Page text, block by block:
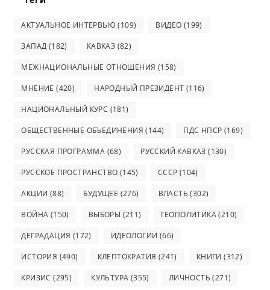
АКТУАЛЬНОЕ ИНТЕРВЬЮ (109) ВИДЕО (199)
ЗАПАД (182) КАВКАЗ (82)
МЕЖНАЦИОНАЛЬНЫЕ ОТНОШЕНИЯ (158)
МНЕНИЕ (420) НАРОДНЫЙ ПРЕЗИДЕНТ (116)
НАЦИОНАЛЬНЫЙ КУРС (181)
ОБЩЕСТВЕННЫЕ ОБЪЕДИНЕНИЯ (144) ПДС НПСР (169)
РУССКАЯ ПРОГРАММА (68) РУССКИЙ КАВКАЗ (130)
РУССКОЕ ПРОСТРАНСТВО (145) СССР (104)
АКЦИИ (88) БУДУЩЕЕ (276) ВЛАСТЬ (302)
ВОЙНА (150) ВЫБОРЫ (211) ГЕОПОЛИТИКА(210)
ДЕГРАДАЦИЯ (172) ИДЕОЛОГИИ (66)
ИСТОРИЯ (490) КЛЕПТОКРАТИЯ (241) КНИГИ (312)
КРИЗИС (295) КУЛЬТУРА (355) ЛИЧНОСТЬ (271)